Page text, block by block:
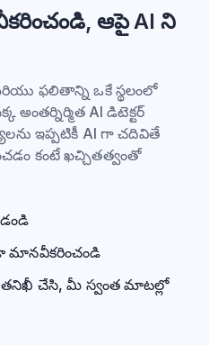
ఆపై AI ని
ఫలితాన్ని ఒకే స్థలంలో
అంతర్నిర్మిత AI డిటెక్టర్
ఇప్పటికీ AI గా చదివితే
కంటే ఖచ్చితత్వంతో
మానవీకరించండి
చేసి, మీ స్వంత మాటల్లో